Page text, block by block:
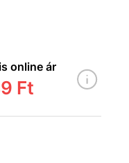
online ár
Ft